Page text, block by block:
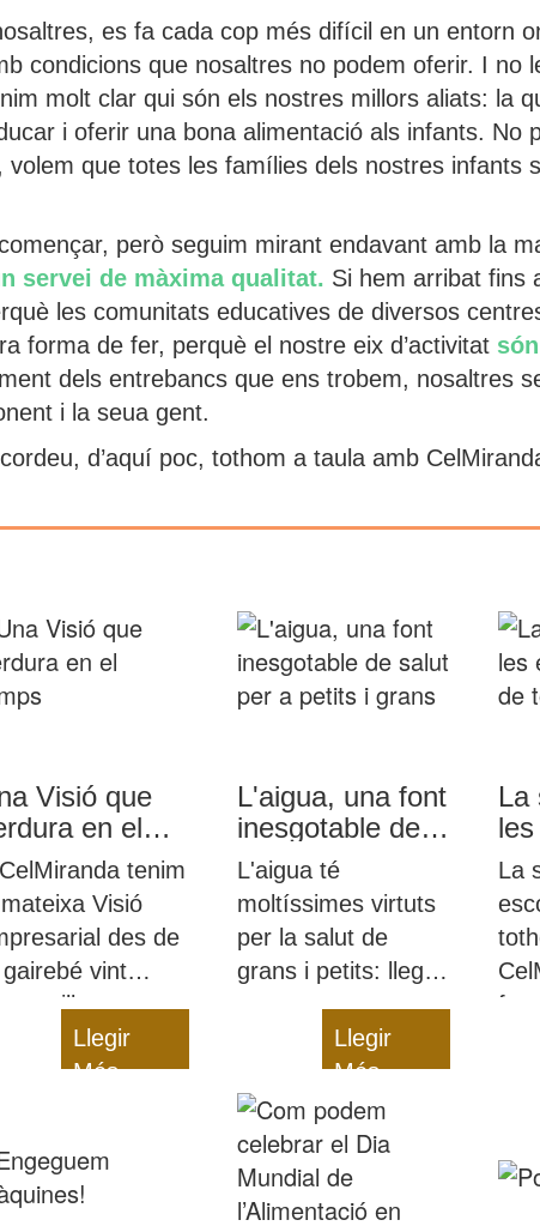
es fa cada cop més difícil en un entorn
condicions que nosaltres no podem oferir. I no
molt clar qui són els nostres millors aliats: la
i oferir una bona alimentació als infants.
que totes les famílies dels nostres infants
però seguim mirant endavant amb la
servei de màxima qualitat. Si hem arribat fins
les comunitats educatives de diversos
forma de fer, perquè el nostre eix d’activitat
dels entrebancs que ens trobem, nosaltres
i la seua gent.
d’aquí poc, tothom a taula amb
Visió que
en el
tenim
mateixa Visió
des de
vint
millorem
però
oferint una
qualitat als
Llegir
Més
L'aigua, una font
inesgotable de
salut per a petits
i grans
L'aigua té
moltíssimes virtuts
per la salut de
grans i petits: llegiu-
nos per a
descobrir-les i per a
aclarir dubtes com
el dilema de l'aigua
embotellada contra
la de l'aixeta o la
quantitat d'aigua
Llegir
Més
La
La
fer